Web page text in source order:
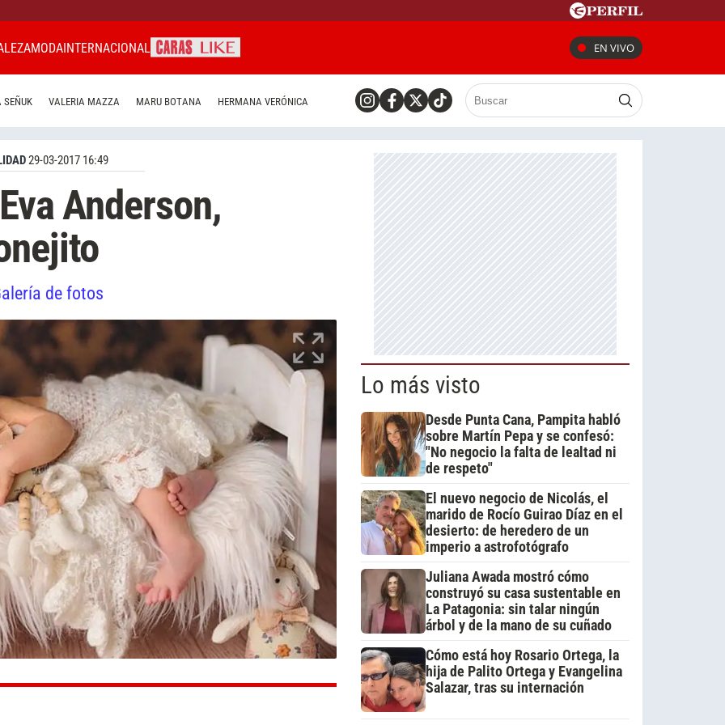
MODAINTERNACIONAL EN VIVO
VALERIA MAZZA MARU BOTANA HERMANA VERÓNICA
29-03-2017 16:49
Anderson,
de fotos
Lo más visto
Desde Punta Cana, Pampita habló
sobre Martín Pepa y se confesó:
"No negocio la falta de lealtad ni
de respeto"
El nuevo negocio de Nicolás, el
marido de Rocío Guirao Díaz en el
desierto: de heredero de un
imperio a astrofotógrafo
Juliana Awada mostró cómo
construyó su casa sustentable en
La Patagonia: sin talar ningún
árbol y de la mano de su cuñado
Cómo está hoy Rosario Ortega, la
hija de Palito Ortega y Evangelina
Salazar, tras su internación